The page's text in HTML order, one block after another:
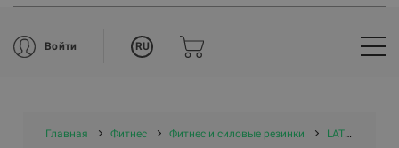
Войти RU
Главная Фитнес Фитнес и силовые резинки LATERAL RESISTOR PRO